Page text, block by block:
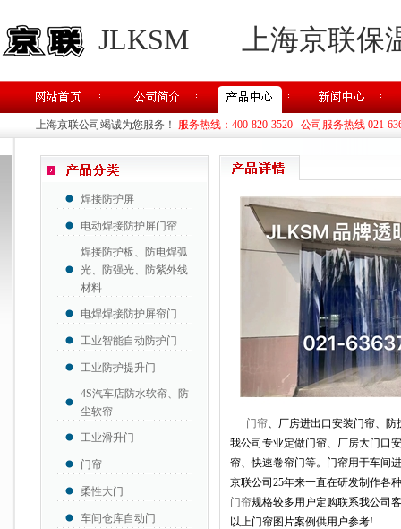
JLKSM 上海京联
上海京联公司竭诚为您服务！ 服务热线：400-820-3520 公司服务热线 021-
焊接防护屏
电动焊接防护屏门帘
焊接防护板、防电焊弧
光、防强光、防紫外线
材料
电焊焊接防护屏帘门
工业智能自动防护门
工业防护提升门
4S汽车店防水软帘、防
尘软帘
工业滑升门
门帘
柔性大门
车间仓库自动门
门帘、厂房进出口安装门帘、防
我公司专业定做门帘、厂房大门口
帘、快速卷帘门等。门帘用于车间
京联公司25年来一直在研发制作各
门帘规格较多用户定购联系我公司
以上门帘图片案例供用户参考!